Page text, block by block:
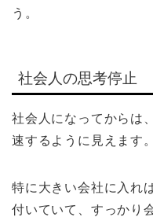
う。
社会人の思考停止
社会人になってからは
速するように見えます。
特に大きい会社に入れ
付いていて、すっかり